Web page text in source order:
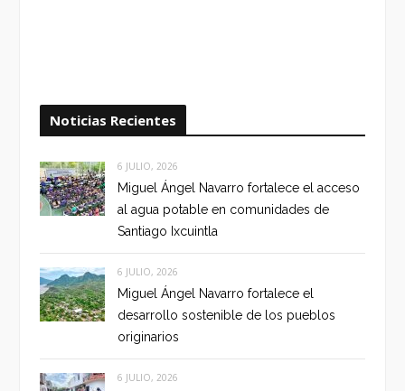
Noticias Recientes
6 JULIO, 2026
Miguel Ángel Navarro fortalece el acceso
al agua potable en comunidades de
Santiago Ixcuintla
6 JULIO, 2026
Miguel Ángel Navarro fortalece el
desarrollo sostenible de los pueblos
originarios
6 JULIO, 2026